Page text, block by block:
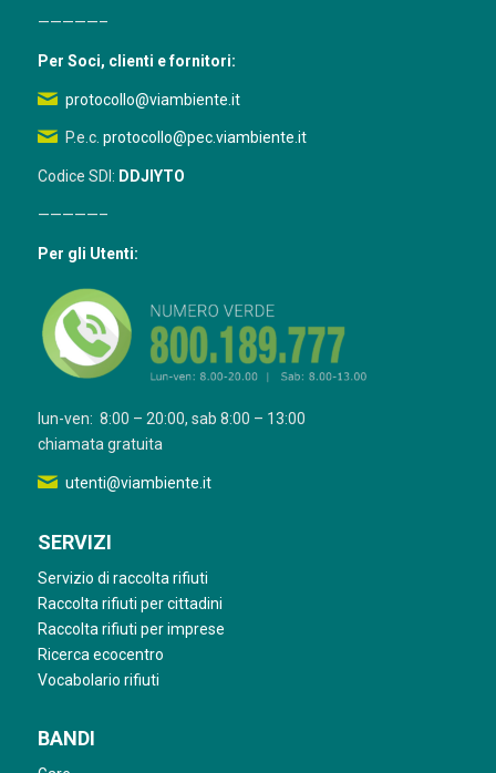
—————–
Per Soci, clienti e fornitori:
protocollo@viambiente.it
P.e.c. protocollo@pec.viambiente.it
Codice SDI: DDJIYTO
—————–
Per gli Utenti:
lun-ven: 8:00 – 20:00, sab 8:00 – 13:00
chiamata gratuita
utenti@viambiente.it
SERVIZI
Servizio di raccolta rifiuti
Raccolta rifiuti per cittadini
Raccolta rifiuti per imprese
Ricerca ecocentro
Vocabolario rifiuti
BANDI